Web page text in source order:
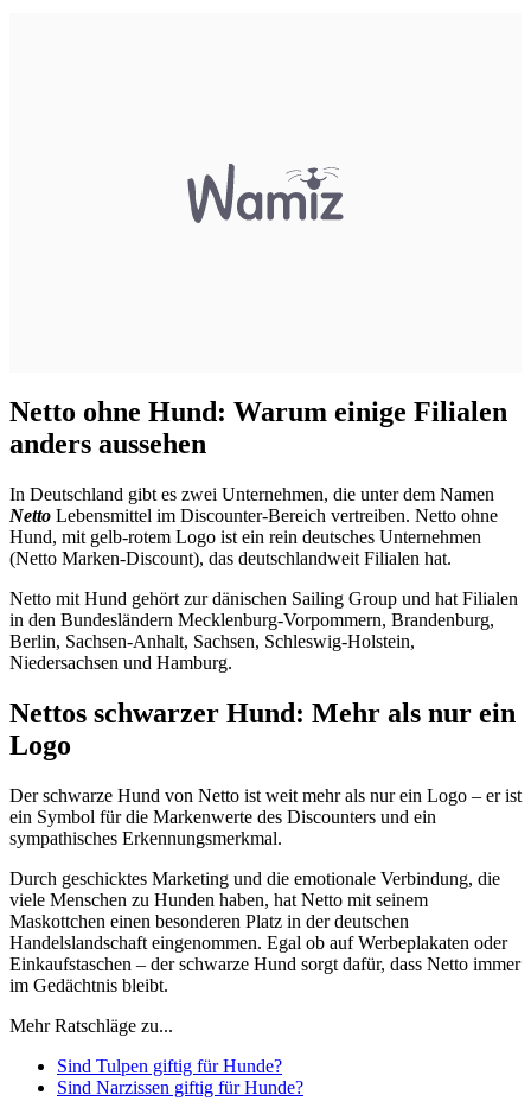
Netto ohne Hund: Warum einige Filialen
anders aussehen
In Deutschland gibt es zwei Unternehmen, die unter dem Namen
Netto Lebensmittel im Discounter-Bereich vertreiben. Netto ohne
Hund, mit gelb-rotem Logo ist ein rein deutsches Unternehmen
(Netto Marken-Discount), das deutschlandweit Filialen hat.
Netto mit Hund gehört zur dänischen Sailing Group und hat Filialen
in den Bundesländern Mecklenburg-Vorpommern, Brandenburg,
Berlin, Sachsen-Anhalt, Sachsen, Schleswig-Holstein,
Niedersachsen und Hamburg.
Nettos schwarzer Hund: Mehr als nur ein
Logo
Der schwarze Hund von Netto ist weit mehr als nur ein Logo – er ist
ein Symbol für die Markenwerte des Discounters und ein
sympathisches Erkennungsmerkmal.
Durch geschicktes Marketing und die emotionale Verbindung, die
viele Menschen zu Hunden haben, hat Netto mit seinem
Maskottchen einen besonderen Platz in der deutschen
Handelslandschaft eingenommen. Egal ob auf Werbeplakaten oder
Einkaufstaschen – der schwarze Hund sorgt dafür, dass Netto immer
im Gedächtnis bleibt.
Mehr Ratschläge zu...
Sind Tulpen giftig für Hunde?
Sind Narzissen giftig für Hunde?